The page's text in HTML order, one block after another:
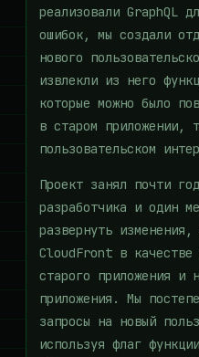
реализовали GraphQL
ошибок, мы создали
нового
извлекли из него
которые можно было
в старом приложении,
пользовательском
Проект занял почти
разработчика и один
развернуть изменения,
CloudFront в качестве
старого приложения и
приложения. Мы
запросы на новый
используя флаг